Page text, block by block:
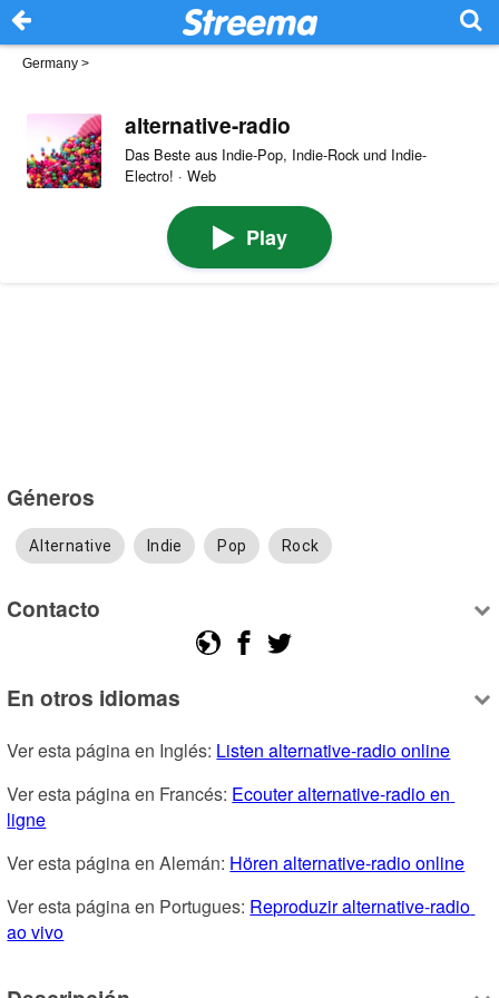
Germany >
alternative-radio
Das Beste aus Indie-Pop, Indie-Rock und Indie-
Electro! · Web
Play
Géneros
Alternative Indie Pop Rock
Contacto
En otros idiomas
Ver esta página en Inglés: Listen alternative-radio online
Ver esta página en Francés: Ecouter alternative-radio en
ligne
Ver esta página en Alemán: Hören alternative-radio online
Ver esta página en Portugues: Reproduzir alternative-radio
ao vivo